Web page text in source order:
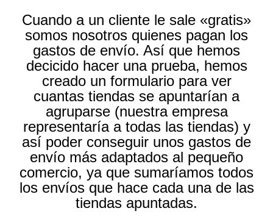
Cuando a un cliente le sale «gratis»
somos nosotros quienes pagan los
gastos de envío. Así que hemos
decicido hacer una prueba, hemos
creado un formulario para ver
cuantas tiendas se apuntarían a
agruparse (nuestra empresa
representaría a todas las tiendas) y
así poder conseguir unos gastos de
envío más adaptados al pequeño
comercio, ya que sumaríamos todos
los envíos que hace cada una de las
tiendas apuntadas.